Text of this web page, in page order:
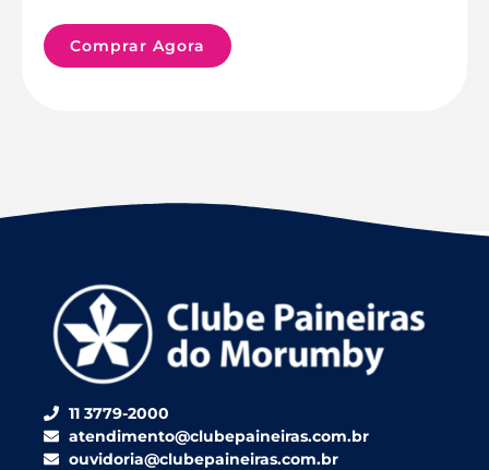
Comprar Agora
11 3779-2000
atendimento@clubepaineiras.com.br
ouvidoria@clubepaineiras.com.br